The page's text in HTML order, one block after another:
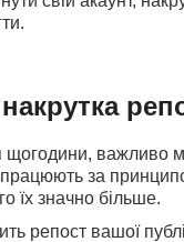
щогодини, важливо
працюють за
їх значно більше.
репост вашої